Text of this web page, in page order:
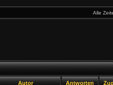
Alle
Autor Antworten